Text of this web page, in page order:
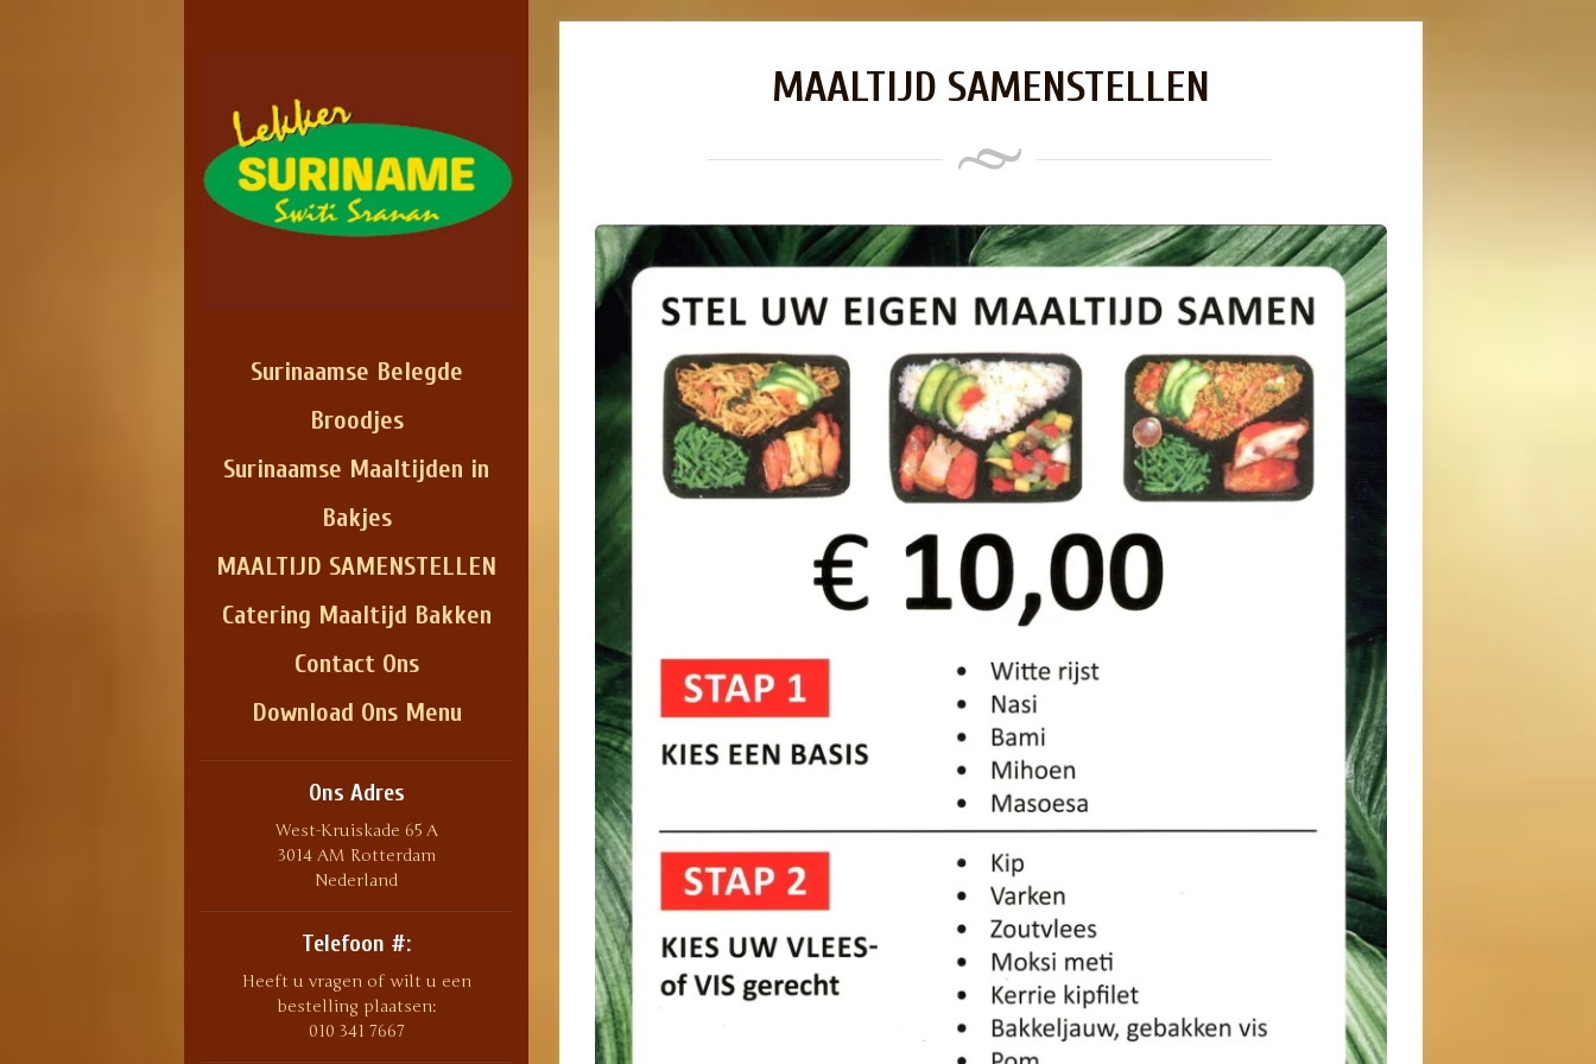
Surinaamse Belegde
Broodjes
Surinaamse Maaltijden in
Bakjes
MAALTIJD SAMENSTELLEN
Catering Maaltijd Bakken
Contact Ons
Download Ons Menu
Ons Adres
West-Kruiskade 65 A
3014 AM Rotterdam
Nederland
Telefoon #:
Heeft u vragen of wilt u een
bestelling plaatsen:
010 341 7667
MAALTIJD SAMENSTELLEN